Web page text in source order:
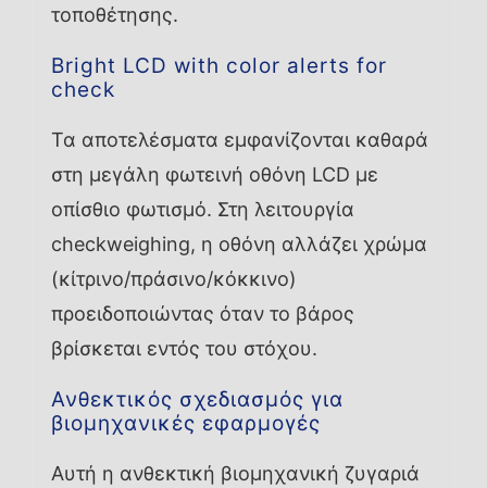
τοποθέτησης.
Bright LCD with color alerts for
check
Τα αποτελέσματα εμφανίζονται καθαρά
στη μεγάλη φωτεινή οθόνη LCD με
οπίσθιο φωτισμό. Στη λειτουργία
checkweighing, η οθόνη αλλάζει χρώμα
(κίτρινο/πράσινο/κόκκινο)
προειδοποιώντας όταν το βάρος
βρίσκεται εντός του στόχου.
Ανθεκτικός σχεδιασμός για
βιομηχανικές εφαρμογές
Αυτή η ανθεκτική βιομηχανική ζυγαριά